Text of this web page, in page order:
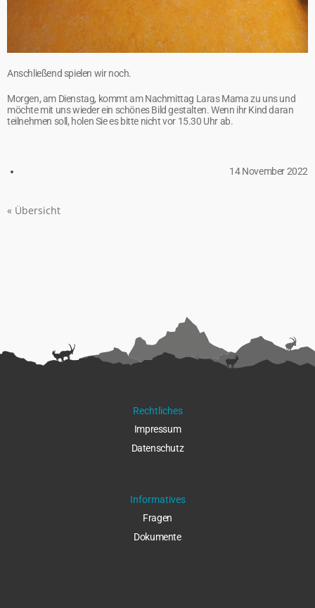
Anschließend spielen wir noch.
Morgen, am Dienstag, kommt am Nachmittag Laras Mama zu uns und
möchte mit uns wieder ein schönes Bild gestalten. Wenn ihr Kind daran
teilnehmen soll, holen Sie es bitte nicht vor 15.30 Uhr ab.
14 November 2022
« Übersicht
Rechtliches
Impressum
Datenschutz
Informatives
Fragen
Dokumente